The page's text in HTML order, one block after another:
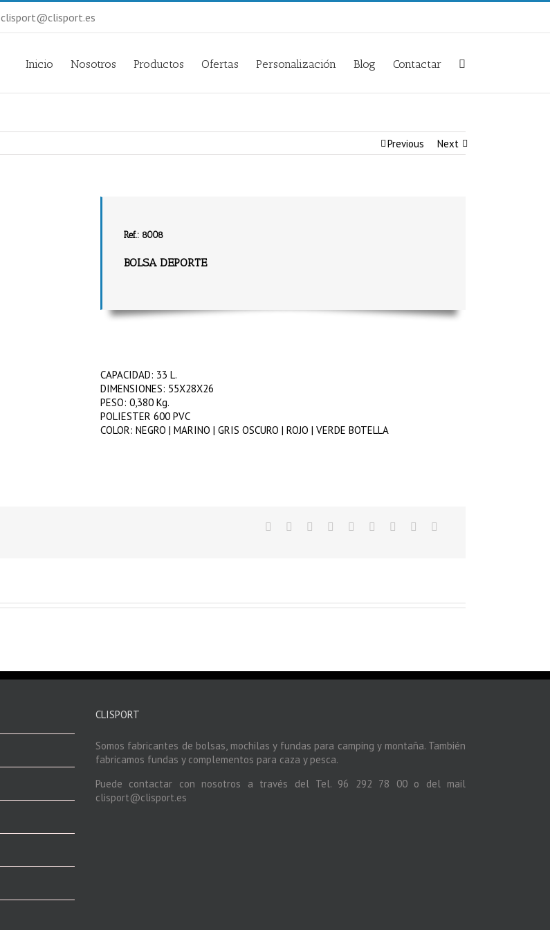
clisport@clisport.es
Inicio Nosotros Productos Ofertas Personalización Blog Contactar
Previous Next
Ref.: 8008
BOLSA DEPORTE
CAPACIDAD: 33 L.
DIMENSIONES: 55X28X26
PESO: 0,380 Kg.
POLIESTER 600 PVC
COLOR: NEGRO | MARINO | GRIS OSCURO | ROJO | VERDE BOTELLA
CLISPORT
Somos fabricantes de bolsas, mochilas y fundas para camping y montaña. También
fabricamos fundas y complementos para caza y pesca.
Puede contactar con nosotros a través del Tel. 96 292 78 00 o del mail
clisport@clisport.es